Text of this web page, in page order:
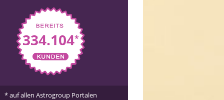
334.104*
* auf allen Astrogroup Portalen